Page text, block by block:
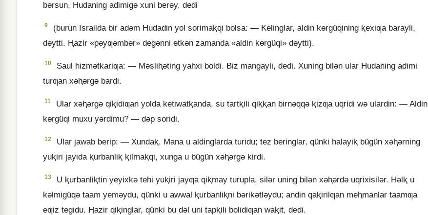
bǝrsun, Hudaning adimigǝ xuni berǝy, dedi
9
(burun Israilda bir adǝm Hudadin yol sorimaⱪqi bolsa: — Kelinglar, aldin kɵrgüqining ⱪexiƣa barayli,
dǝytti. Ⱨazir «pǝyƣǝmbǝr» degǝnni ɵtkǝn zamanda «aldin kɵrgüqi» dǝytti).
10
Saul hizmǝtkariƣa: — Mǝsliⱨǝting yahxi boldi. Biz mangayli, dedi. Xuning bilǝn ular Hudaning adimi
turƣan xǝⱨǝrgǝ bardi.
11
Ular xǝⱨǝrgǝ qiⱪidiƣan yolda ketiwatⱪanda, su tartⱪili qiⱪⱪan birnǝqqǝ ⱪizƣa uqridi wǝ ulardin: — Aldin
kɵrgüqi muxu yǝrdimu? — dǝp soridi.
12
Ular jawab berip: — Xundaⱪ. Mana u aldinglarda turidu; tez beringlar, qünki halayiⱪ bügün xǝⱨǝrning
yuⱪiri jayida ⱪurbanliⱪ ⱪilmaⱪqi, xunga u bügün xǝⱨǝrgǝ kirdi.
13
U ⱪurbanliⱪtin yeyixkǝ tehi yuⱪiri jayƣa qiⱪmay turupla, silǝr uning bilǝn xǝⱨǝrdǝ uqrixisilǝr. Hǝlⱪ u
kǝlmigüqǝ taam yemǝydu, qünki u awwal ⱪurbanliⱪni bǝrikǝtlǝydu; andin qaⱪirilƣan meⱨmanlar taamƣa
eƣiz tegidu. Ⱨazir qiⱪinglar, qünki bu dǝl uni tapⱪili bolidiƣan waⱪit, dedi.